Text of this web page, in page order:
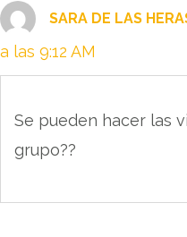
SARA DE LAS
a las 9:12 AM
Se pueden hacer las
grupo??